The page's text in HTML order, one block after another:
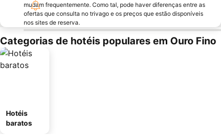
mudam frequentemente. Como tal, pode haver diferenças entre as
ofertas que consulta no trivago e os preços que estão disponíveis
nos sites de reserva.
Categorias de hotéis populares em Ouro Fino
Hotéis
baratos